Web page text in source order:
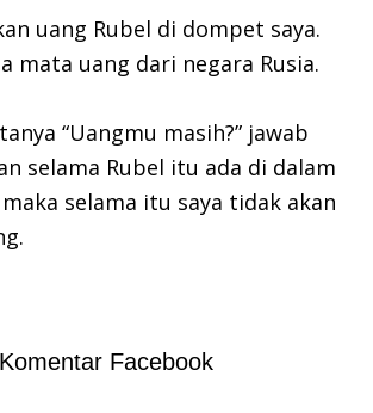
uang Rubel di dompet saya.
mata uang dari negara Rusia.
“Uangmu masih?” jawab
selama Rubel itu ada di dalam
selama itu saya tidak akan
Komentar Facebook